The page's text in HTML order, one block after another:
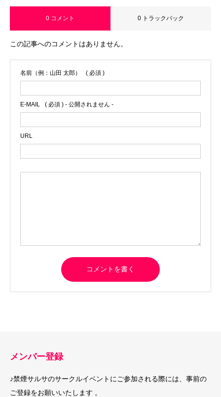
0 コメント 0 トラックバック
この記事へのコメントはありません。
名前（例：山田 太郎） ( 必須 )
E-MAIL ( 必須 ) - 公開されません -
URL
メンバー登録
♪禁煙サルサのサークルイベントにご参加される際には、事前の
ご登録をお願いいたします 。